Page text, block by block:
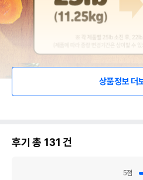
상품정보 더
후기 총 131 건
5점